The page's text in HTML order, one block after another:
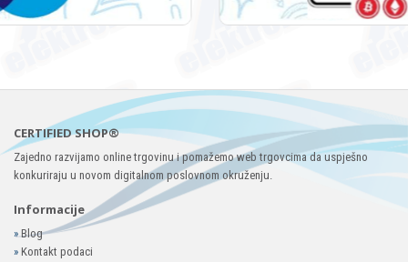
CERTIFIED SHOP®
Zajedno razvijamo online trgovinu i pomažemo web trgovcima da uspješno
konkuriraju u novom digitalnom poslovnom okruženju.
Informacije
»Blog
» Kontakt podaci